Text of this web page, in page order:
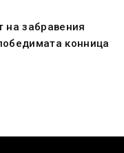
на забравения
конница